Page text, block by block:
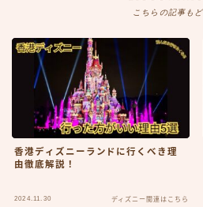
こちらの記事も
香港ディズニーランドに行くべき理
由徹底解説！
2024.11.30 ディズニー関連はこちら